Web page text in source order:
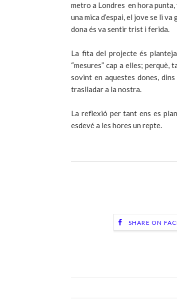
metro a Londres en hora
una mica d’espai, el jove se li
dona és va sentir trist i ferida.
La fita del projecte és
“mesures” cap a elles;
sovint en aquestes dones,
traslladar a la nostra.
La reflexió per tant ens es
esdevé a les hores un repte.
SHARE ON